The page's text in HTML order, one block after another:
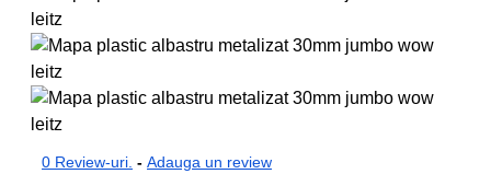
0 Review-uri. - Adauga un review